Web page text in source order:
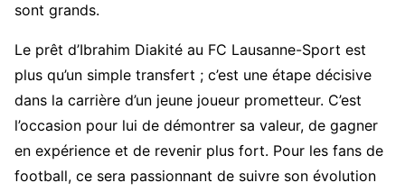
sont grands.
Le prêt d’Ibrahim Diakité au FC Lausanne-Sport est
plus qu’un simple transfert ; c’est une étape décisive
dans la carrière d’un jeune joueur prometteur. C’est
l’occasion pour lui de démontrer sa valeur, de gagner
en expérience et de revenir plus fort. Pour les fans de
football, ce sera passionnant de suivre son évolution